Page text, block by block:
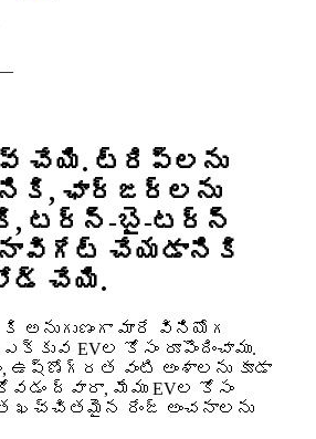
చేయి. ట్రిప్‌లను
ఛార్జర్‌లను
టర్న్-బై-టర్న్
చేయడానికి
చేయి.
అనుగుణంగా మారే వినియోగ
EVల కోసం రూపొందించాము.
వంటి అంశాలను కూడా
ద్వారా, మేము EVల కోసం
ఖచ్చితమైన రేంజ్ అంచనాలను